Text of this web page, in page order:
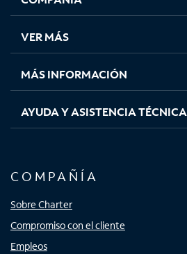
en
pestaña
nueva
en
pestaña
nueva
en
pestaña
nueva
en
nueva
VER MÁS
MÁS INFORMACIÓN
AYUDA Y ASISTENCIA TÉCNICA
COMPAÑÍA
Sobre Charter
Compromiso con el cliente
Empleos